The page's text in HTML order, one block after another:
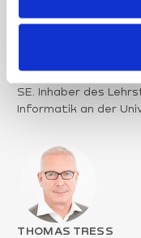
Mitgründer und
SE. Inhaber des
Informatik an der
THOMAS TRESS